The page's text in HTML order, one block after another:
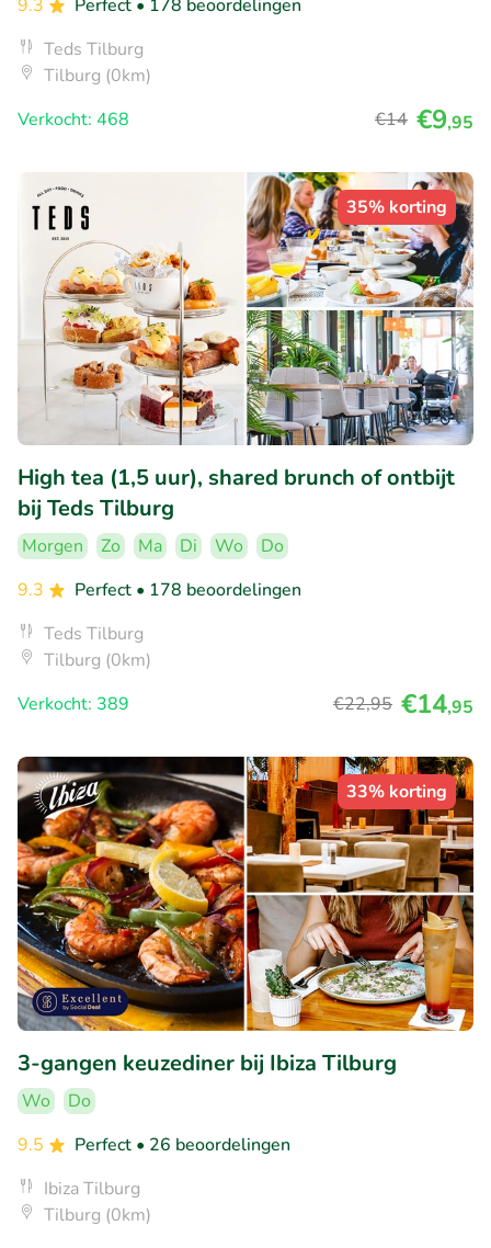
9.3
Perfect • 178 beoordelingen
Teds Tilburg
Tilburg (0km)
Verkocht: 468
€14 €9,95
35% korting
High tea (1,5 uur), shared brunch of ontbijt
bij Teds Tilburg
Morgen Zo Ma Di Wo
Do
9.3
Perfect • 178 beoordelingen
Teds Tilburg
Tilburg (0km)
Verkocht: 389
€22,95 €14,95
33% korting
3-gangen keuzediner bij Ibiza Tilburg
Wo
Do
9.5
Perfect • 26 beoordelingen
Ibiza Tilburg
Tilburg (0km)